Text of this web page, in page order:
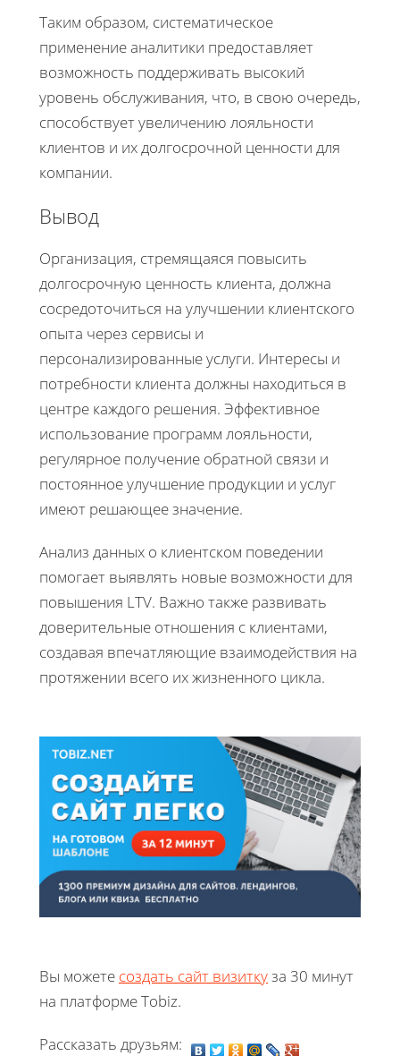
Таким образом, систематическое
применение аналитики предоставляет
возможность поддерживать высокий
уровень обслуживания, что, в свою очередь,
способствует увеличению лояльности
клиентов и их долгосрочной ценности для
компании.
Вывод
Организация, стремящаяся повысить
долгосрочную ценность клиента, должна
сосредоточиться на улучшении клиентского
опыта через сервисы и
персонализированные услуги. Интересы и
потребности клиента должны находиться в
центре каждого решения. Эффективное
использование программ лояльности,
регулярное получение обратной связи и
постоянное улучшение продукции и услуг
имеют решающее значение.
Анализ данных о клиентском поведении
помогает выявлять новые возможности для
повышения LTV. Важно также развивать
доверительные отношения с клиентами,
создавая впечатляющие взаимодействия на
протяжении всего их жизненного цикла.
Вы можете создать сайт визиткуза 30 минут
на платформе Tobiz.
Рассказать друзьям: